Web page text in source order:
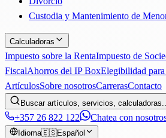
Custodia y Mantenimiento de
Calculadoras
Impuesto sobre la RentaImpuesto de
FiscalAhorros del IP BoxElegibilidad
ArtículosSobre nosotrosCarrerasContacto
Buscar artículos, servicios,
+357 26 822 122 Chatea con
Idioma🇪🇸Español